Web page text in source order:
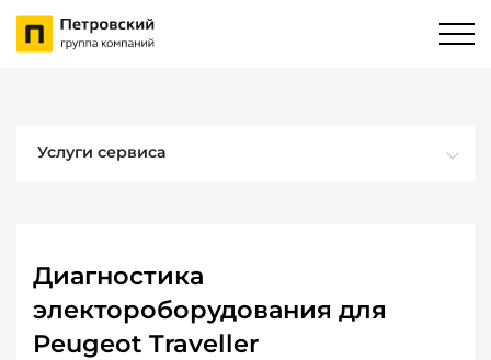
Услуги сервиса
Диагностика
электороборудования для
Peugeot Traveller